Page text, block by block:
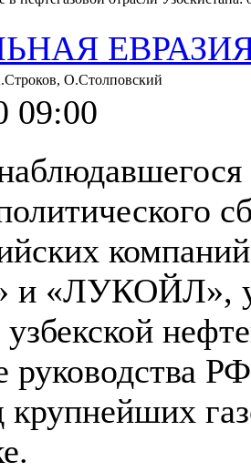
О.Столповский
09:00
и «ЛУКОЙЛ»,
руководства
крупнейших